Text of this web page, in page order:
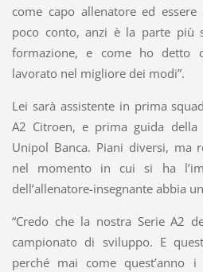
come capo allenatore ed
poco conto, anzi è la parte più
formazione, e come ho detto
lavorato nel migliore dei modi”.
Lei sarà assistente in prima
A2 Citroen, e prima guida
Unipol Banca. Piani diversi, ma
nel momento in cui si ha
dell’allenatore-insegnante abbia
“Credo che la nostra Serie A2
campionato di sviluppo. E
perché mai come quest’anno